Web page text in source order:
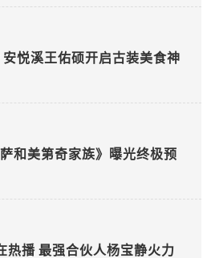
安悦溪王佑硕开启古装美食神
和美第奇家族》曝光终极预
热播 最强合伙人杨宝静火力